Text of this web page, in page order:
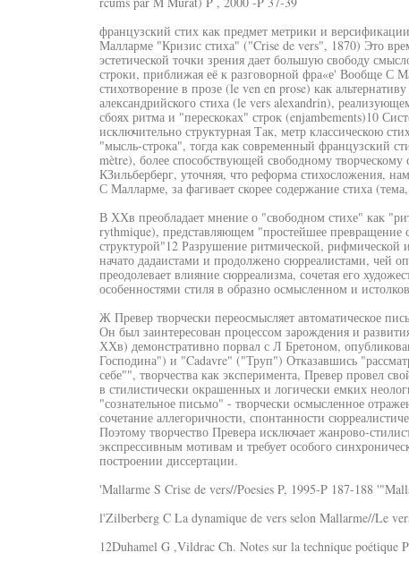
французский стих как предмет метрики и
Малларме "Кризис стиха" ("Crise de vers", 1870) Это
эстетической точки зрения дает большую свободу
строки, приближая её к разговорной фра«е' Вообще С
стихотворение в прозе (le ven en prose) как
александрийского стиха (le vers alexandrin),
сбоях ритма и "перескоках" строк (enjambements)10
исключительно структурная Так, метр классическою
"мысль-строка", тогда как современный французский
mètre), более способствующей свободному
КЗильберберг, уточняя, что реформа стихосложения,
С Малларме, за фагивает скорее содержание стиха
В ХХв преобладает мнение о "свободном стихе" как
rythmique), представляющем "простейшее превращение
структурой"12 Разрушение ритмической,
начато дадаистами и продолжено сюрреалистами, чей
преодолевает влияние сюрреализма, сочетая его
особенностями стиля в образно осмысленном и
Ж Превер творчески переосмысляет автоматическое
Он был заинтересован процессом зарождения и
ХХв) демонстративно порвал с Л Бретоном,
Господина") и "Cadavre" ("Труп") Отказавшись
себе"", творчества как эксперимента, Превер провел
в стилистически окрашенных и логически емких
"сознательное письмо" - творчески осмысленное
сочетание аллегоричности, спонтанности
Поэтому творчество Превера исключает жанрово-
экспрессивным мотивам и требует особого
построении диссертации.
'Mallarme S Crise de vers//Poesies P, 1995-P 187-188
l'Zilberberg C La dynamique de vers selon Mallarme//Le
12Duhamel G ,Vildrac Ch. Notes sur la technique poétique